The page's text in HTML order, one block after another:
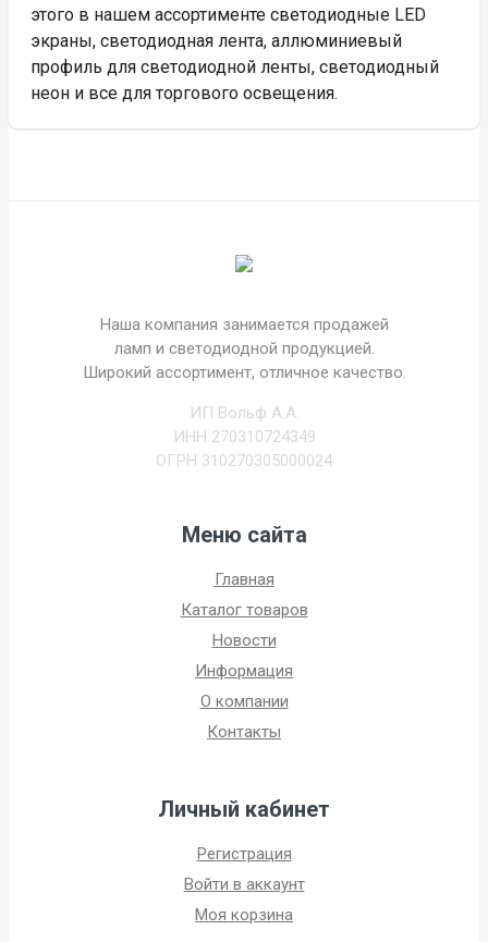
этого в нашем ассортименте светодиодные LED
экраны, светодиодная лента, аллюминиевый
профиль для светодиодной ленты, светодиодный
неон и все для торгового освещения.
Наша компания занимается продажей
ламп и светодиодной продукцией.
Широкий ассортимент, отличное качество.
ИП Вольф А.А.
ИНН 270310724349
ОГРН 310270305000024
Меню сайта
Главная
Каталог товаров
Новости
Информация
О компании
Контакты
Личный кабинет
Регистрация
Войти в аккаунт
Моя корзина